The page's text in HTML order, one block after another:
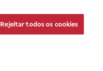
Rejeitar todos os cookies